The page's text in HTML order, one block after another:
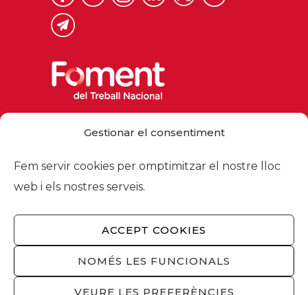
Gestionar el consentiment
Fem servir cookies per omptimitzar el nostre lloc
web i els nostres serveis.
ACCEPT COOKIES
NOMÉS LES FUNCIONALS
VEURE LES PREFERÈNCIES
foment@foment.com
© 2026 - Foment del Treball Nacional
Nosaltres
privacitat/ Política cookies/Privacitat